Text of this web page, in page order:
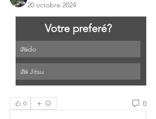
20 octobre 2024
Votre preferé?
0%
Judo
0%
Ju Jitsu
0 0